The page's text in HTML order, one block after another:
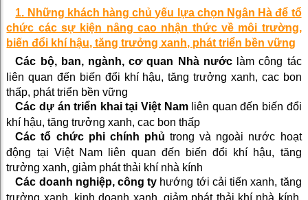
1. Những khách hàng chủ yếu lựa chọn Ngân Hà để tổ
chức các sự kiện nâng cao nhận thức về môi trường,
biến đổi khí hậu, tăng trưởng xanh, phát triển bền vững
Các bộ, ban, ngành, cơ quan Nhà nướclàm công tác
liên quan đến biến đổi khí hậu, tăng trưởng xanh, cac bon
thấp, phát triển bền vững
Các dự án triển khai tại Việt Namliên quan đến biến đổi
khí hậu, tăng trưởng xanh, cac bon thấp
Các tổ chức phi chính phủtrong và ngoài nước hoạt
động tại Việt Nam liên quan đến biến đổi khí hậu, tăng
trưởng xanh, giảm phát thải khí nhà kính
Các doanh nghiệp, công ty hướng tới cải tiến xanh, tăng
trưởng xanh, kinh doanh xanh, giảm phát thải khí nhà kính,